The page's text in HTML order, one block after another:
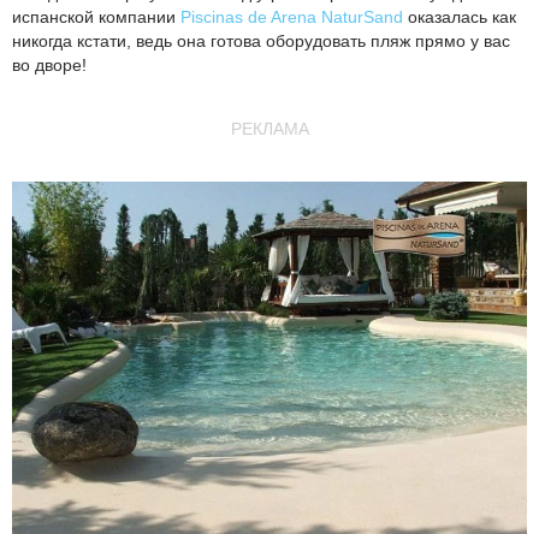
испанской компании Piscinas de Arena NaturSand оказалась как
никогда кстати, ведь она готова оборудовать пляж прямо у вас
во дворе!
РЕКЛАМА